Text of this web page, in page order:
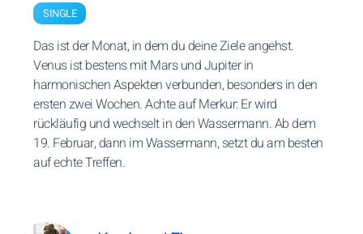
SINGLE
Das ist der Monat, in dem du deine Ziele angehst.
Venus ist bestens mit Mars und Jupiter in
harmonischen Aspekten verbunden, besonders in den
ersten zwei Wochen. Achte auf Merkur: Er wird
rückläufig und wechselt in den Wassermann. Ab dem
19. Februar, dann im Wassermann, setzt du am besten
auf echte Treffen.